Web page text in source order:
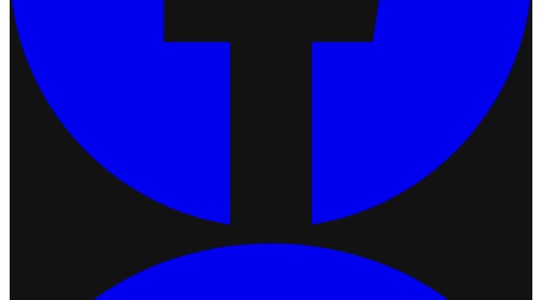
ปรับแต่งการแสดงผลคูปอง (Coupon Display)